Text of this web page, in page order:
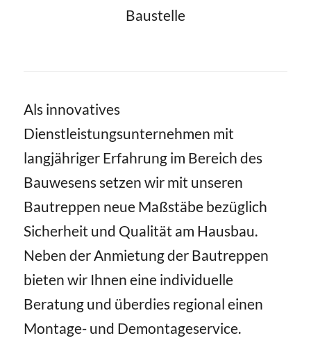
Baustelle
Als innovatives
Dienstleistungsunternehmen mit
langjähriger Erfahrung im Bereich des
Bauwesens setzen wir mit unseren
Bautreppen neue Maßstäbe bezüglich
Sicherheit und Qualität am Hausbau.
Neben der Anmietung der Bautreppen
bieten wir Ihnen eine individuelle
Beratung und überdies regional einen
Montage- und Demontageservice.